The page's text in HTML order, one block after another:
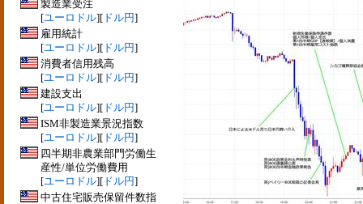
製造業受注
[ユーロドル][ ドル円]
雇用統計
[ユーロドル][ ドル円]
消費者信用残高
[ユーロドル][ ドル円]
建設支出
[ユーロドル][ ドル円]
ISM非製造業景況指数
[ユーロドル][ ドル円]
四半期非農業部門労働生
産性/単位労働費用
[ユーロドル][ ドル円]
中古住宅販売保留件数指